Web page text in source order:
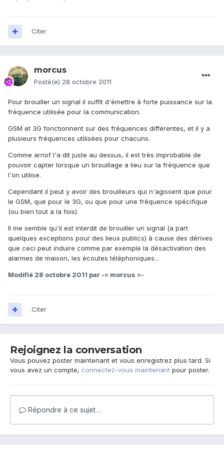
Citer
morcus
Posté(e) 28 octobre 2011
Pour brouiller un signal il suffit d'émettre à forte puissance sur la
fréquence utilisée pour la communication.
GSM et 3G fonctionnent sur des fréquences différentes, et il y a
plusieurs fréquences utilisées pour chacuns.
Comme arnof l'a dit juste au dessus, il est très improbable de
pouvoir capter lorsque un brouillage a lieu sur la fréquence que
l'on utilise.
Cependant il peut y avoir des brouilleurs qui n'agissent que pour
le GSM, que pour le 3G, ou que pour une fréquence spécifique
(ou bien tout a la fois).
Il me semble qu'il est interdit de brouiller un signal (a part
quelques exceptions pour des lieux publics) à cause des dérives
que ceci peut induire comme par exemple la désactivation des
alarmes de maison, les écoutes téléphoniques...
Modifié 28 octobre 2011 par -= morcus =-
Citer
Rejoignez la conversation
Vous pouvez poster maintenant et vous enregistrez plus tard. Si
vous avez un compte, connectez-vous maintenant pour poster.
Répondre à ce sujet…